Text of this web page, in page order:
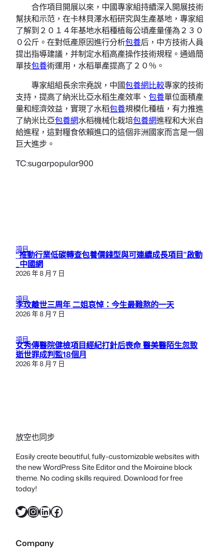
合作項目開展以來，中國專家組持續深入開展技術
幫扶和示范，在卡林貝澤水稻研究與生產基地，專家組
了解到２０１４年基地水稻種植每公頃產量僅為２３０
０公斤。在對低產原因進行分析包養后，中方技術人員
提出指導建議，并制定水稻高產操作技術規程。通過簡
單技包養術運用，水稻單產提高了２０％。
專家組組長余宗堯說，中國包養網比較專家的技術
支持，提高了納米比亞水稻生產效率、 包養單位面積產
量和經濟效益，實現了水稻包養規模化種植，有力推進
了納米比亞包養網水稻機械化栽培包養網進程和大米自
給進程，這對糧食依賴進口的這個非洲國家而言是一個
巨大進步。
TC:sugarpopular900
項目
“推動行業低碳轉查包養價錢型與可連續成長項目”啟動
_中國網
2026 年 8 月 7 日
項目
李玟離世三周年 二姐哀悼：今生最難熬的一天
2026 年 8 月 7 日
項目
女秀傳醫院健檢項目經紀打針后喪命 醫美醫陌生忽致
逝世罪成判監18個月
2026 年 8 月 7 日
放空也同步
Easily create beautiful, fully-customizable websites with
the new WordPress Site Editor and the Moiraine block
theme. No coding skills required. Download for free
today!
X InstagramLinkedIn Facebook
Company